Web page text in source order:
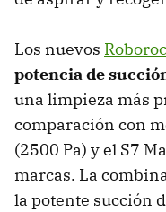
Los nuevos
potencia de
una limpieza más
comparación con
(2500 Pa) y el S7
marcas. La
la potente succión